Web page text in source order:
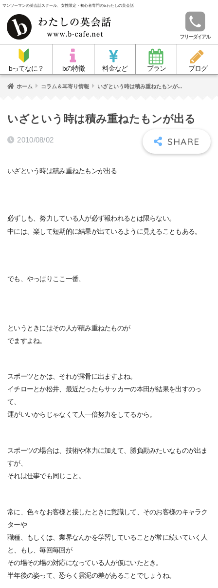
マンツーマンの英会話スクール、女性限定・初心者専門のb わたしの英会話
フリーダイアル
bってなに？ bの特徴 料金など プラン ブログ
ホーム コラム＆耳寄り情報 いざという時は積み重ねたもンが...
いざという時は積み重ねたもンが出る
2010/08/02
いざという時は積み重ねたもンが出る
必ずしも、努力している人が必ず報われると は限らない。
中には、楽して短期的に結果が出ているように見えるこ と もある。
でも、やっぱりここ一番、
という と きにはその人が積み重ねたものが
でますよね。
スポーツとかは、それが露骨に出ますよね。
イチローとか松井、最近だったらサッカーの本田が結果を出すのっ
て、
運がいいからじゃなくて人一倍努力をしてるから。
スポーツの場合は、技術や体力に加えて、勝負勘みたいなものが出ま
すが、
それは仕事でも同じこ と 。
常に、色々なお客様と接した と きに意識して、そのお客様のキャラク
ターや
職種、もしくは、業界なんかを学習しているこ とが常に続いていく人
と
、もし、毎回毎回が
その場その場の対応になっている人が仮にいたと き。
半年後の姿って、恐らく雲泥の差があるこ と でしょうね。